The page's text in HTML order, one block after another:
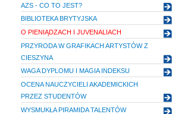
AZS - CO TO JEST?
BIBLIOTEKA BRYTYJSKA
O PIENIĄDZACH I JUVENALIACH
PRZYRODA W GRAFIKACH ARTYSTÓW Z
CIESZYNA
WAGA DYPLOMU I MAGIA INDEKSU
OCENA NAUCZYCIELI AKADEMICKICH
PRZEZ STUDENTÓW
WYSMUKŁA PIRAMIDA TALENTÓW